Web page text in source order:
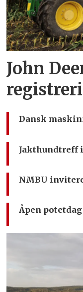
John
Dansk
Jakthundtreff
NMBU
Åpen